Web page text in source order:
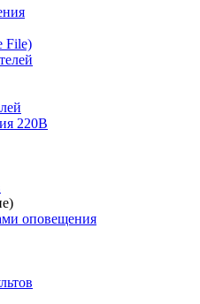
File)
220В
оповещения